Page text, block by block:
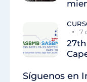
7
Síguenos en